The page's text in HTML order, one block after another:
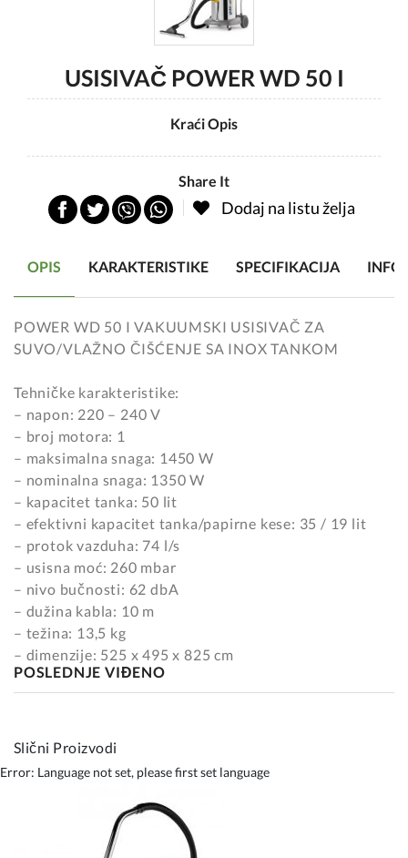
USISIVAČ POWER WD 50 I
Kraći Opis
Share It
Dodaj na listu želja
OPIS KARAKTERISTIKE SPECIFIKACIJA
POWER WD 50 I VAKUUMSKI USISIVAČ ZA
SUVO/VLAŽNO ČIŠĆENJE SA INOX TANKOM
Tehničke karakteristike:
– napon: 220 – 240 V
– broj motora: 1
– maksimalna snaga: 1450 W
– nominalna snaga: 1350 W
– kapacitet tanka: 50 lit
– efektivni kapacitet tanka/papirne kese: 35 / 19 lit
– protok vazduha: 74 l/s
– usisna moć: 260 mbar
– nivo bučnosti: 62 dbA
– dužina kabla: 10 m
– težina: 13,5 kg
– dimenzije: 525 x 495 x 825 cm
POSLEDNJE VIĐENO
Slični Proizvodi
Error: Language not set, please first set language